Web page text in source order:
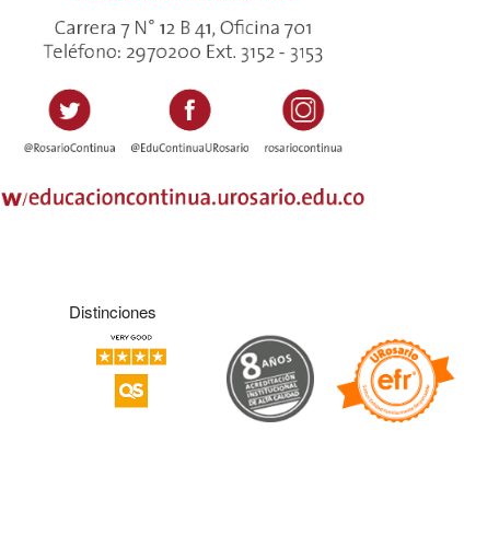
Distinciones